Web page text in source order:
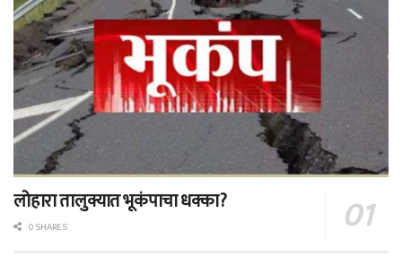
लोहारा तालुक्यात भूकंपाचा धक्का?
0 SHARES